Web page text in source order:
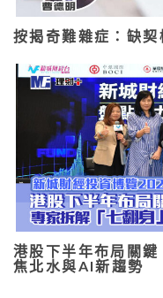
按揭奇難雜症：缺契
港股下半年布局關
焦北水與AI新趨勢